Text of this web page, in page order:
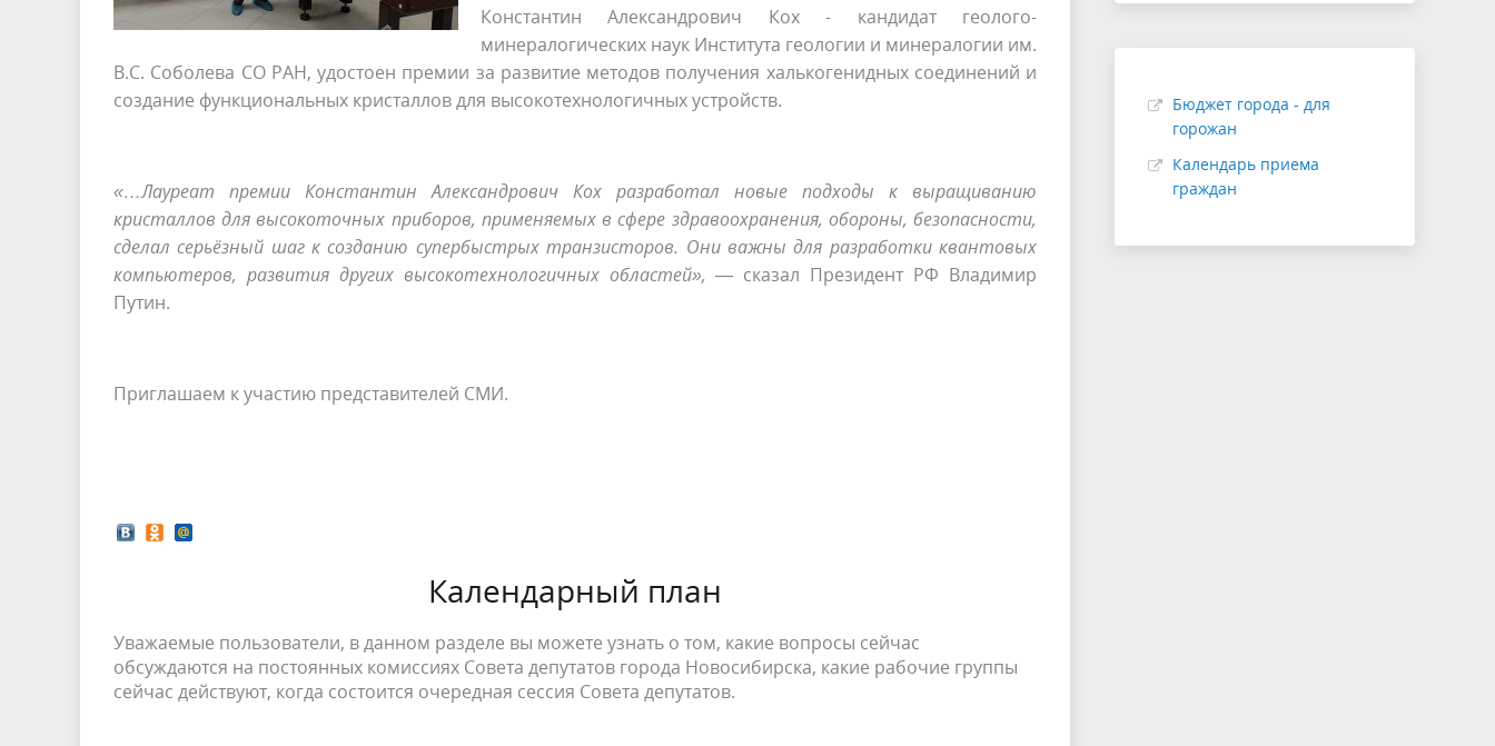
Константин Александрович Кох - кандидат геолого-
минералогических наук Института геологии и минералогии им.
В.С. Соболева СО РАН, удостоен премии за развитие методов получения халькогенидных соединений и
создание функциональных кристаллов для высокотехнологичных устройств.
«…Лауреат премии Константин Александрович Кох разработал новые подходы к выращиванию
кристаллов для высокоточных приборов, применяемых в сфере здравоохранения, обороны, безопасности,
сделал серьёзный шаг к созданию супербыстрых транзисторов. Они важны для разработки квантовых
компьютеров, развития других высокотехнологичных областей»,— сказал Президент РФ Владимир
Путин.
Приглашаем к участию представителей СМИ.
Календарный план
Уважаемые пользователи, в данном разделе вы можете узнать о том, какие вопросы сейчас
обсуждаются на постоянных комиссиях Совета депутатов города Новосибирска, какие рабочие группы
сейчас действуют, когда состоится очередная сессия Совета депутатов.
Бюджет города - для
горожан
Календарь приема
граждан